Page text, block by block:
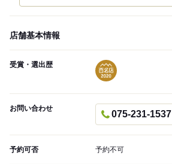
店舗基本情報
受賞・選出歴
お問い合わせ
075-231-1537
予約可否 予約不可